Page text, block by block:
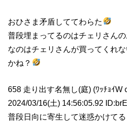
おひさま矛盾しててわらた
普段埋まってるのはチェリさん
なのはチェリさんが買ってくれ
かね？
658 走り出す名無し(庭) (ﾜｯﾁｮｲW
2024/03/16(土) 14:56:05.92
普段日向に寄生して迷惑かけて